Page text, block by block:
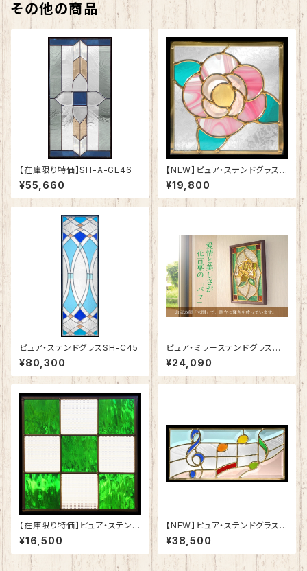
その他の商品
【在庫限り特価】SH-A-GL46
¥55,660
【NEW】ピュア・ステンドグラスS
H-D53
¥19,800
ピュア・ステンドグラスSH-C45
¥80,300
ピュア・ミラーステンドグラス
愛情の「バラ」SH-PS01
¥24,090
【在庫限り特価】ピュア・ステンド
グラスSH-E115
¥16,500
【NEW】ピュア・ステンドグラスS
H-K18
¥38,500